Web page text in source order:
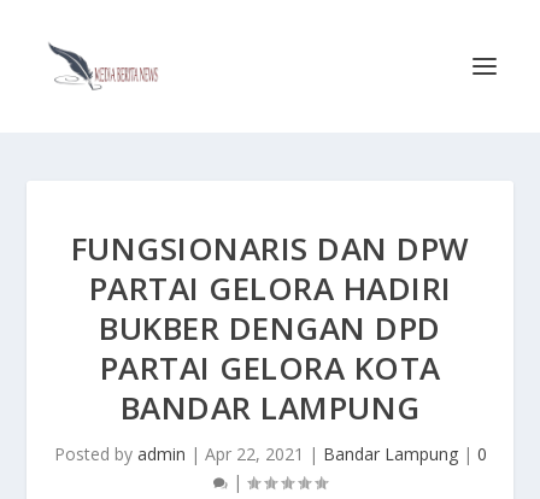
FUNGSIONARIS DAN DPW
PARTAI GELORA HADIRI
BUKBER DENGAN DPD
PARTAI GELORA KOTA
BANDAR LAMPUNG
Posted by admin | Apr 22, 2021 | Bandar Lampung| 0
|